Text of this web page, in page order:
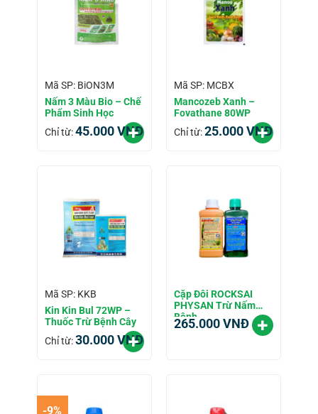
Mã SP: BiON3M
Nấm 3 Màu Bio – Chế
Phẩm Sinh Học
Chỉ từ:45.000VNĐ
Mã SP: MCBX
Mancozeb Xanh –
Fovathane 80WP
Chỉ từ:25.000VNĐ
Mã SP: KKB
Kin Kin Bul 72WP –
Thuốc Trừ Bệnh Cây
Chỉ từ:30.000VNĐ
Cặp Đôi ROCKSAI
PHYSAN Trừ Nấm
Bệnh
265.000VNĐ
-9%